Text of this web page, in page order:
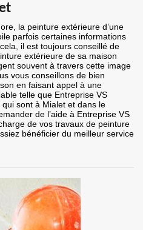
la peinture extérieure d’une
parfois certaines informations
il est toujours conseillé de
extérieure de sa maison
souvent à travers cette image
vous conseillons de bien
en faisant appel à une
telle que Entreprise VS
sont à Mialet et dans le
de l’aide à Entreprise VS
de vos travaux de peinture
bénéficier du meilleur service